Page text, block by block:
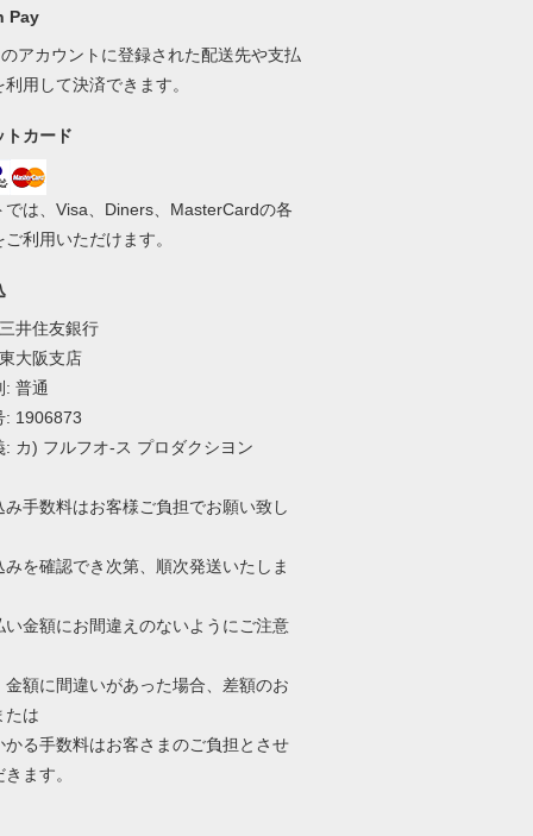
Pay
アカウントに登録された配送先や支払
利用して決済できます。
トカード
では、Visa、Diners、MasterCardの各
ご利用いただけます。
井住友銀行
大阪支店
: 普通
: 1906873
: カ) フルフオ-ス プロダクシヨン
手数料はお客様ご負担でお願い致し
を確認でき次第、順次発送いたしま
金額にお間違えのないようにご注意
金額に間違いがあった場合、差額のお
たは
かる手数料はお客さまのご負担とさせ
ます。